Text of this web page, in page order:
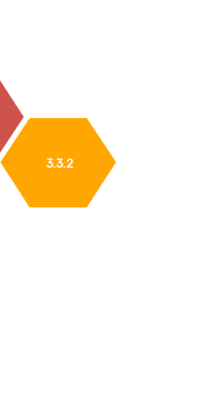
3.3.2